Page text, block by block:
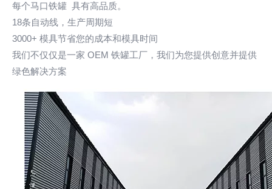
每个马口铁罐 具有高品质。
18条自动线，生产周期短
3000+ 模具节省您的成本和模具时间
我们不仅仅是一家 OEM 铁罐工厂，我们为您提供创意并提供
绿色解决方案